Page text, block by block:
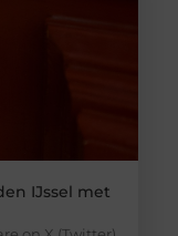
IJssel met